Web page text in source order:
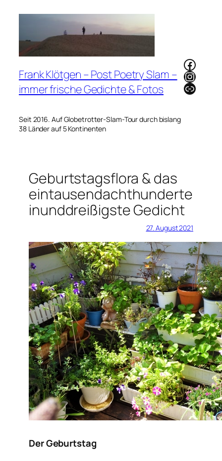
Frank Klötgen – Post Poetry Slam –
immer frische Gedichte & Fotos
Seit 2016. Auf Globetrotter-Slam-Tour durch bislang
38 Länder auf 5 Kontinenten
Link
Geburtstagsflora & das
eintausendachthunderte
inunddreißigste Gedicht
27. August 2021
Der Geburtstag